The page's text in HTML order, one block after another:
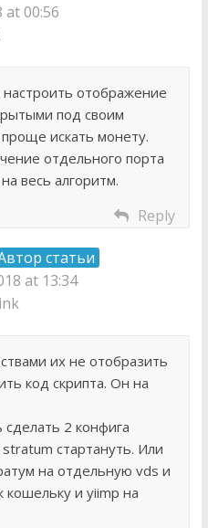
at 00:56
отображение
под своим
искать монету.
отдельного порта
весь алгоритм.
Reply
статьи
at 13:34
их не отобразить
код скрипта. Он на
2 конфига
стартануть. Или
на отдельную vds и
кошельку и yiimp на